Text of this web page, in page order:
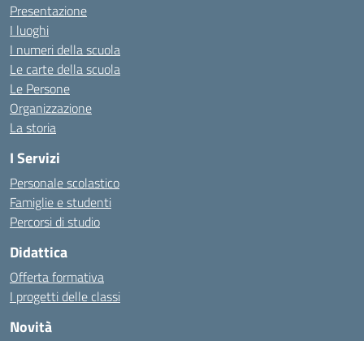
Presentazione
I luoghi
I numeri della scuola
Le carte della scuola
Le Persone
Organizzazione
La storia
I Servizi
Personale scolastico
Famiglie e studenti
Percorsi di studio
Didattica
Offerta formativa
I progetti delle classi
Novità